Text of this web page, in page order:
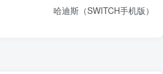
哈迪斯（SWITCH手机版）